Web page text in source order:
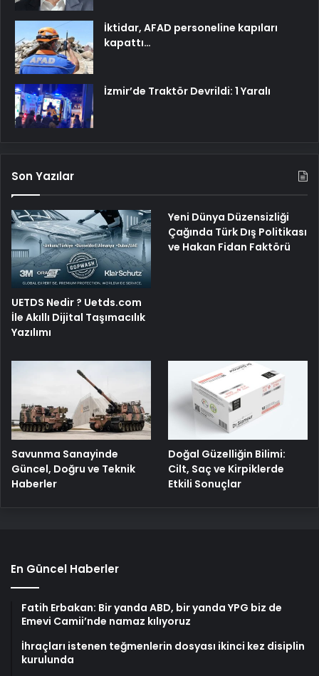
İktidar, AFAD personeline kapıları
kapattı…
İzmir’de Traktör Devrildi: 1 Yaralı
Son Yazılar
UETDS Nedir ? Uetds.com
İle Akıllı Dijital Taşımacılık
Yazılımı
Yeni Dünya Düzensizliği
Çağında Türk Dış Politikası
ve Hakan Fidan Faktörü
Savunma Sanayinde
Güncel, Doğru ve Teknik
Haberler
Doğal Güzelliğin Bilimi:
Cilt, Saç ve Kirpiklerde
Etkili Sonuçlar
En Güncel Haberler
Fatih Erbakan: Bir yanda ABD, bir yanda YPG biz de
Emevi Camii’nde namaz kılıyoruz
İhraçları istenen teğmenlerin dosyası ikinci kez disiplin
kurulunda